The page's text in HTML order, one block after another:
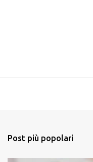
Post più popolari